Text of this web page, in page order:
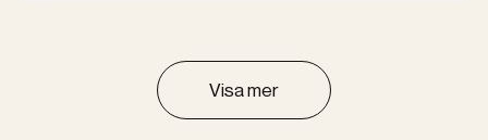
Visa mer